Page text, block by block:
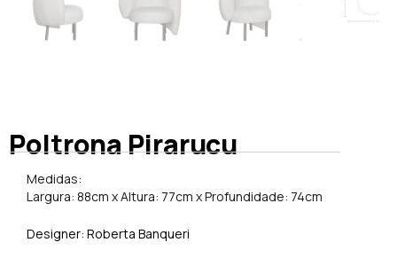
Poltrona Pirarucu
Medidas:
Largura: 88cm x Altura: 77cm x Profundidade: 74cm
Designer: Roberta Banqueri